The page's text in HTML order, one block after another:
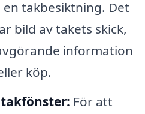
takbesiktning. Det
bild av takets skick,
information
köp.
För att